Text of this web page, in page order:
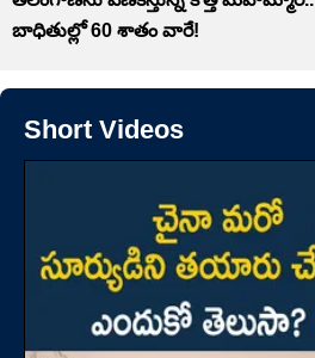
బాధితుల్లో 60 శాతం వారే!
Short Videos